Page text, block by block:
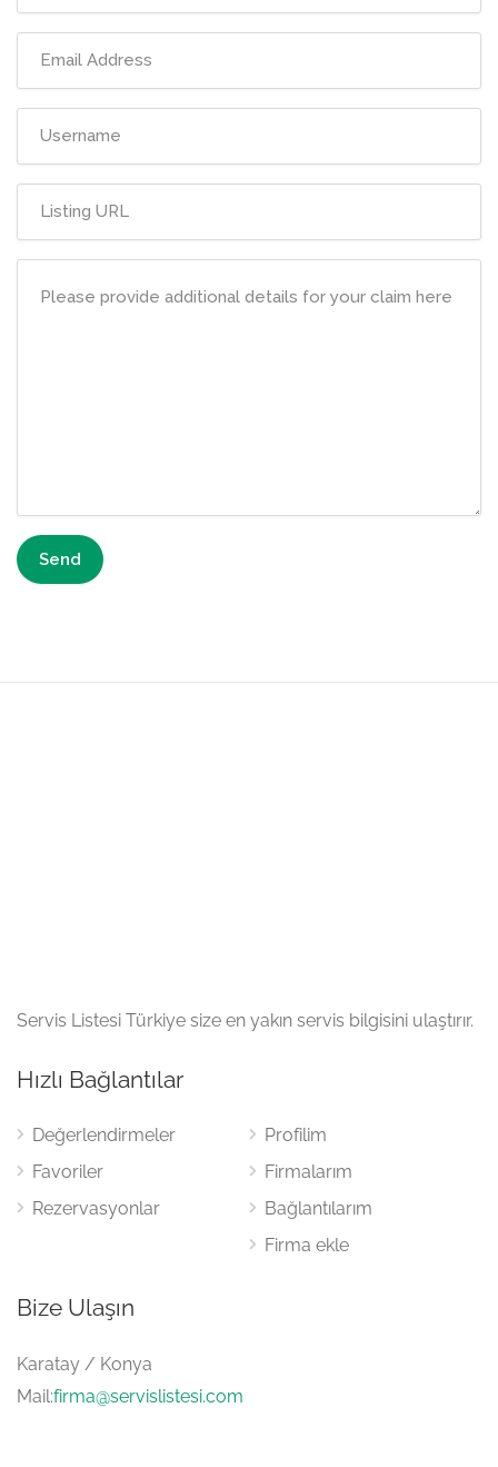
Servis Listesi Türkiye size en yakın servis bilgisini ulaştırır.
Hızlı Bağlantılar
Değerlendirmeler
Favoriler
Rezervasyonlar
Profilim
Firmalarım
Bağlantılarım
Firma ekle
Bize Ulaşın
Karatay / Konya
Mail:firma@servislistesi.com